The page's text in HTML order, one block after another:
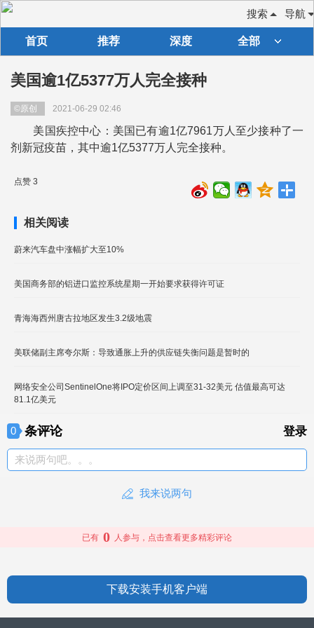
导航
搜索
首页 推荐 深度 全部
美国逾1亿5377万人完全接种
©原创 2021-06-29 02:46
美国疾控中心：美国已有逾1亿7961万人至少接种了一
剂新冠疫苗，其中逾1亿5377万人完全接种。
点赞 3
相关阅读
蔚来汽车盘中涨幅扩大至10%
美国商务部的铝进口监控系统星期一开始要求获得许可证
青海海西州唐古拉地区发生3.2级地震
美联储副主席夸尔斯：导致通胀上升的供应链失衡问题是暂时的
网络安全公司SentinelOne将IPO定价区间上调至31-32美元 估值最高可达
81.1亿美元
0 条评论 登录
来说两句吧。。。
我来说两句
已有 0 人参与，点击查看更多精彩评论
下载安装手机客户端